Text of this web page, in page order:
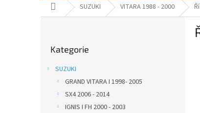
Domů SUZUKI VITARA 1988 - 2000
kategorie
Kategorie
SUZUKI
GRAND VITARA I 1998- 2005
SX4 2006 - 2014
IGNIS I FH 2000 - 2003